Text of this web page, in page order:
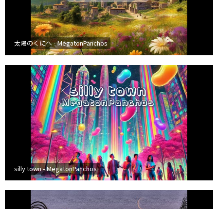
太陽のくにへ - MegatonPanchos
silly town - MegatonPanchos